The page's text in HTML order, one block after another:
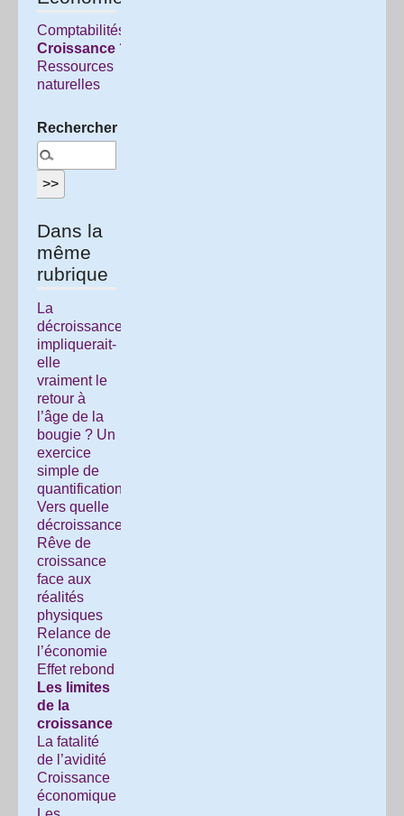
Comptabilités
Croissance ?
Ressources
naturelles
Rechercher :
Dans la
même
rubrique
La
décroissance
impliquerait-
elle
vraiment le
retour à
l’âge de la
bougie ? Un
exercice
simple de
quantification
Vers quelle
décroissance ?
Rêve de
croissance
face aux
réalités
physiques
Relance de
l’économie
Effet rebond
Les limites
de la
croissance
La fatalité
de l’avidité
Croissance
économique